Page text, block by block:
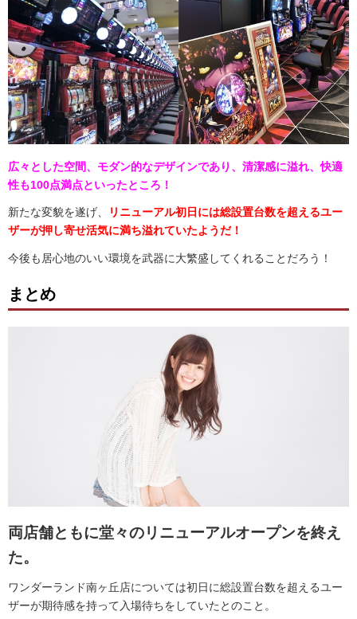
広々とした空間、モダン的なデザインであり、清潔感に溢れ、快適
性も100点満点といったところ！
新たな変貌を遂げ、
リニューアル初日には総設置台数を超えるユー
ザーが押し寄せ活気に満ち溢れていたようだ！
今後も居心地のいい環境を武器に大繁盛してくれることだろう！
まとめ
両店舗ともに堂々のリニューアルオープンを終え
た。
ワンダーランド南ヶ丘店については初日に総設置台数を超えるユー
ザーが期待感を持って入場待ちをしていたとのこと。